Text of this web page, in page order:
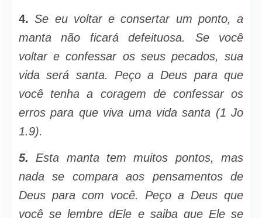
4. Se eu voltar e consertar um pon­to, a
manta não ficará defeituosa. Se você
voltar e confessar os seus pecados, sua
vida será santa. Peço a Deus para que
você tenha a coragem de con­fessar os
erros para que viva uma vida santa (1 Jo
1.9).
5.
Esta manta tem muitos pontos, mas
nada se compara aos pensamentos de
Deus para com você. Peço a Deus que
você se lembre dEle e saiba que Ele se